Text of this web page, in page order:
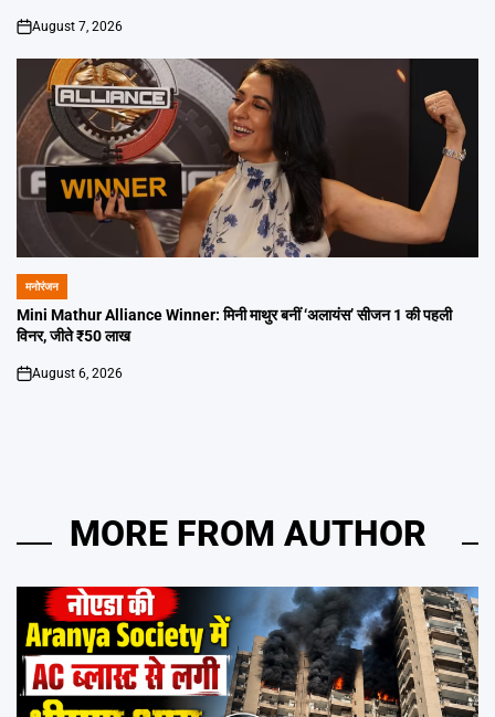
on
August 7, 2026
POSTED
IN
मनोरंजन
Mini Mathur Alliance Winner: मिनी माथुर बनीं ‘अलायंस’ सीजन 1 की पहली
विनर, जीते ₹50 लाख
on
August 6, 2026
MORE FROM AUTHOR